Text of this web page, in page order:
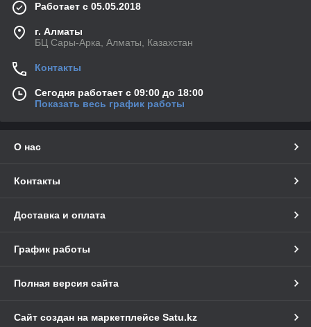
Работает с 05.05.2018
г. Алматы
БЦ Сары-Арка, Алматы, Казахстан
Контакты
Сегодня работает с 09:00 до 18:00
Показать весь график работы
О нас
Контакты
Доставка и оплата
График работы
Полная версия сайта
Сайт создан на маркетплейсе Satu.kz